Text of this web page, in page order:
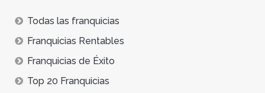
Todas las franquicias
Franquicias Rentables
Franquicias de Éxito
Top 20 Franquicias